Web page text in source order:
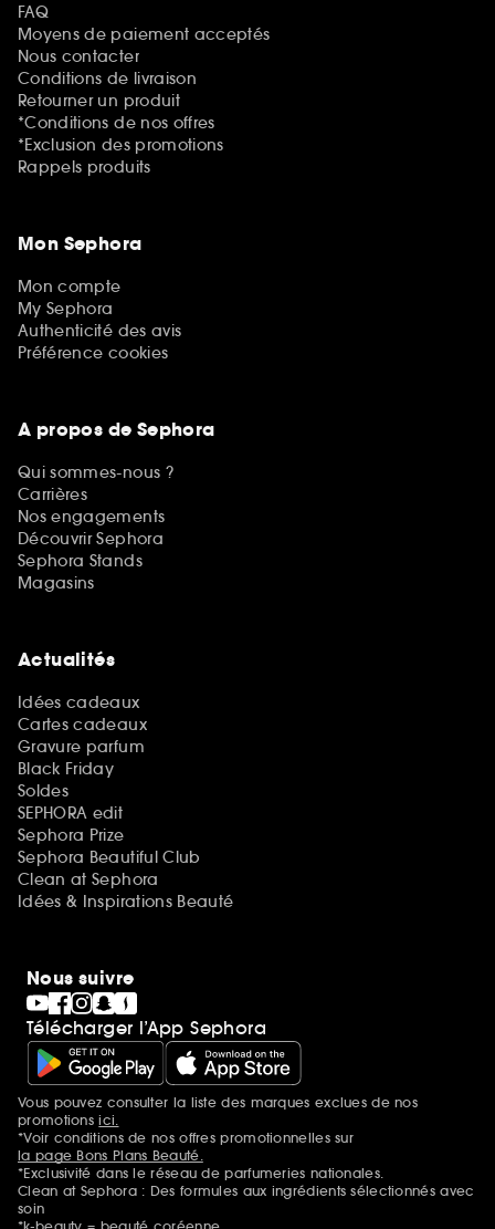
FAQ
Moyens de paiement acceptés
Nous contacter
Conditions de livraison
Retourner un produit
*Conditions de nos offres
*Exclusion des promotions
Rappels produits
Mon Sephora
Mon compte
My Sephora
Authenticité des avis
Préférence cookies
A propos de Sephora
Qui sommes-nous ?
Carrières
Nos engagements
Découvrir Sephora
Sephora Stands
Magasins
Actualités
Idées cadeaux
Cartes cadeaux
Gravure parfum
Black Friday
Soldes
SEPHORA edit
Sephora Prize
Sephora Beautiful Club
Clean at Sephora
Idées & Inspirations Beauté
Nous suivre
Télécharger l’App Sephora
Mentions additionnelles
Vous pouvez consulter la liste des marques exclues de nos
promotionsici.
*Voir conditions de nos offres promotionnelles sur
la page Bons Plans Beauté.
*Exclusivité dans le réseau de parfumeries nationales.
Clean at Sephora : Des formules aux ingrédients sélectionnés avec
soin